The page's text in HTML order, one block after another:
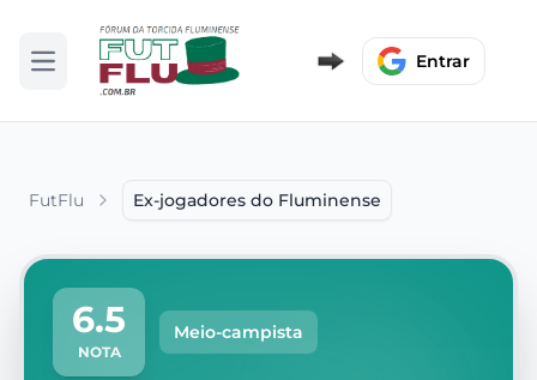
Abrir menu Entrar
FutFlu Ex-jogadores do Fluminense
6.5
NOTA
Meio-campista